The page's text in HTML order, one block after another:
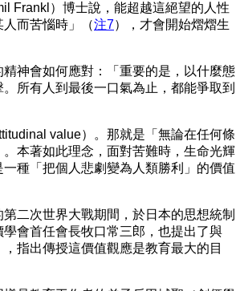
Frankl）博士說，能超越這絕望的人性
而苦惱時」（注7），才會開始熠熠生
神會如何應對：「重要的是，以什麼態
所有人到最後一口氣為止，都能爭取到
value）。那就是「無論在任何條
本著如此理念，面對苦難時，生命光輝
種「把個人悲劇變為人類勝利」的價值
二次世界大戰期間，於日本的思想統制
會首任會長牧口常三郎，也提出了與
指出傳授這價值觀應是教育最大的目